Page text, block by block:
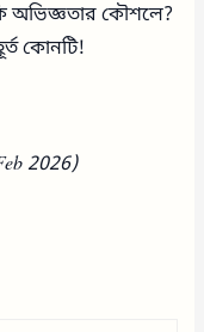
অভিজ্ঞতার কৌশলে?
কোনটি!
2026)